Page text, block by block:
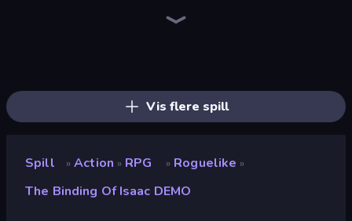
Vis flere spill
Spill » Action » RPG » Roguelike »
The Binding Of Isaac DEMO